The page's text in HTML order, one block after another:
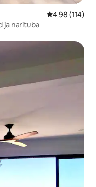
Keskmine
4,98 (114)
ja narituba